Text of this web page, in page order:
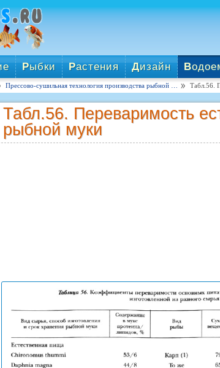
Рыбки Растения Дизайн В
Прессово-сушильная технология производства рыбной … Табл.56.
Табл.56. Переваримость
рыбной муки